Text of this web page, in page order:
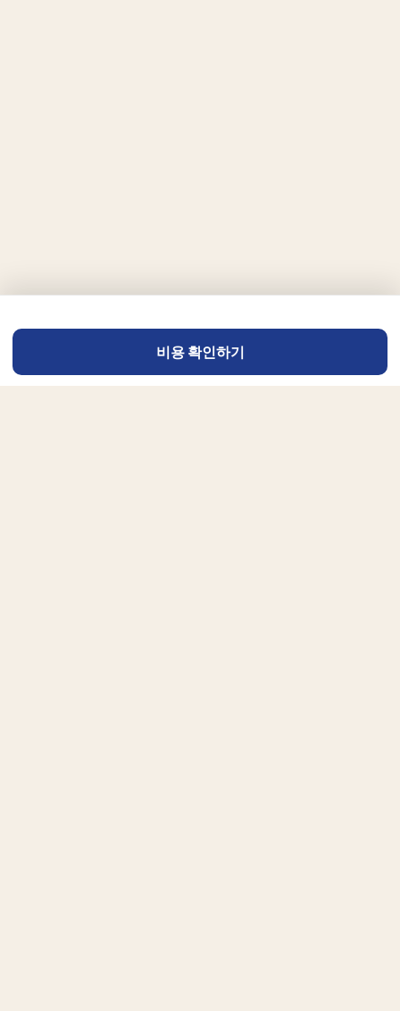
비용 확인하기